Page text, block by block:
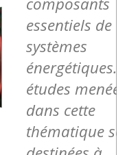
essentiels de
systèmes
énergétiques.
études menées
dans cette
thématique